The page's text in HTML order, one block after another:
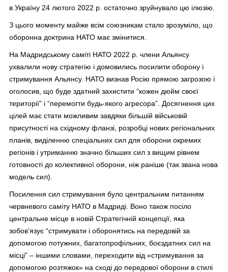
в Україну 24 лютого 2022 р. остаточно зруйнувало цю ілюзію.
З цього моменту майже всім союзникам стало зрозуміло, що
оборонна доктрина НАТО має змінитися.
На Мадридському саміті НАТО 2022 р. члени Альянсу
ухвалили нову стратегію і домовились посилити оборону і
стримування Альянсу. НАТО визнав Росію прямою загрозою і
оголосив, що буде здатний захистити “кожен дюйм своєї
території” і “перемогти будь-якого агресора”. Досягнення цих
цілей має стати можливим завдяки більшій військовій
присутності на східному фланзі, розробці нових регіональних
планів, виділенню спеціальних сил для оборони окремих
регіонів і утриманню значно більших сил з вищим рівнем
готовності до колективної оборони, ніж раніше (так звана нова
модель сил).
Посилення сил стримування було центральним питанням
червневого саміту НАТО в Мадриді. Воно також посіло
центральне місце в новій Стратегічній концепції, яка
зобов’язує “стримувати і оборонятись на передовій за
допомогою потужних, багатопрофільних, боєздатних сил на
місці” – іншими словами, переходити від «стримування за
допомогою розтяжок» на сході до передової оборони в стилі